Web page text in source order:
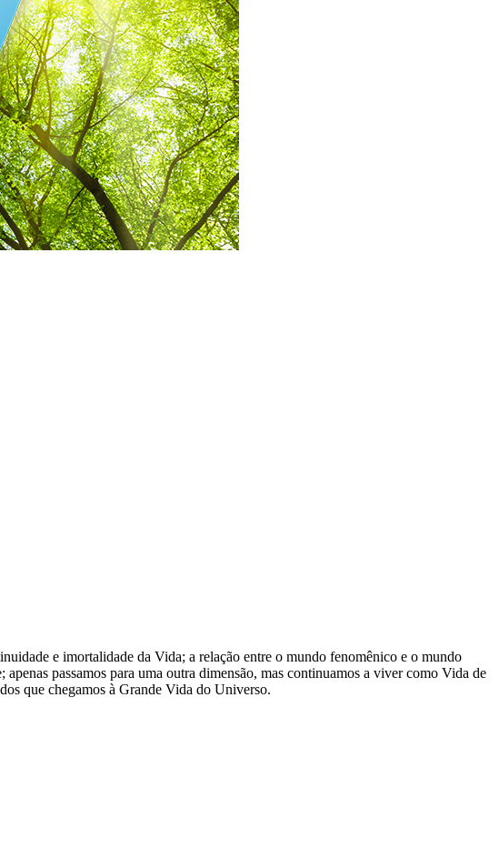
e imortalidade da Vida; a relação entre o mundo fenomênico e o mundo
passamos para uma outra dimensão, mas continuamos a viver como Vida de
que chegamos à Grande Vida do Universo.